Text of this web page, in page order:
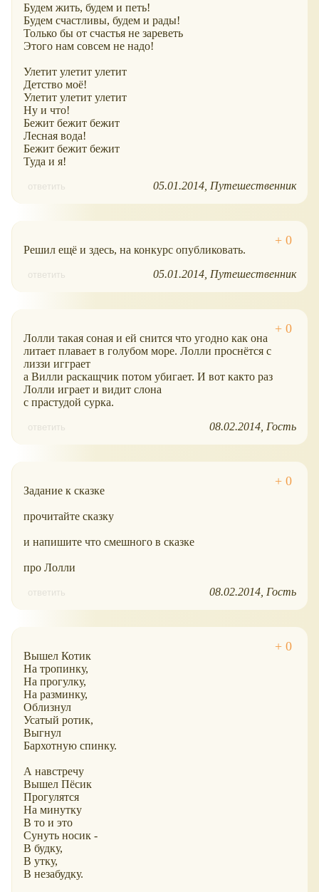
Будем жить, будем и петь!
Будем счастливы, будем и рады!
Только бы от счастья не зареветь
Этого нам совсем не надо!
Улетит улетит улетит
Детство моё!
Улетит улетит улетит
Ну и что!
Бежит бежит бежит
Лесная вода!
Бежит бежит бежит
Туда и я!
ответить 05.01.2014 Путешественник
Решил ещё и здесь, на конкурс опубликовать.
ответить 05.01.2014 Путешественник
Лолли такая соная и ей снится что угодно как она
литает плавает в голубом морe. Лолли проснётся с
лиззи игграет
а Вилли раскащчик потом убигает. И вот както раз
Лолли играет и видит слона
с прастудой сурка.
ответить 08.02.2014 Гость
Задание к сказке
прочитайте сказку
и напишите что смешного в сказке
про Лолли
ответить 08.02.2014 Гость
Вышел Котик
На тропинку,
На прогулку,
На разминку,
Облизнул
Усатый ротик,
Выгнул
Бархотную спинку.
А навстречу
Вышел Пёсик
Прогулятся
На минутку
В то и это
Сунуть носик -
В будку,
В утку,
В незабудку.